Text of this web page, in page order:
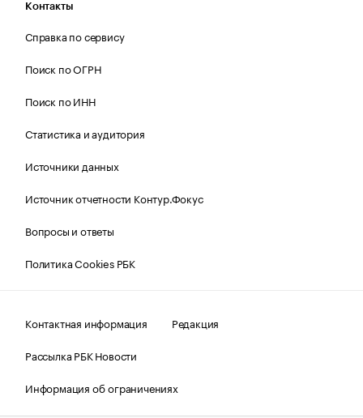
Контакты
Справка по сервису
Поиск по ОГРН
Поиск по ИНН
Статистика и аудитория
Источники данных
Источник отчетности Контур.Фокус
Вопросы и ответы
Политика Cookies РБК
Контактная информация
Редакция
Рассылка РБК Новости
Информация об ограничениях